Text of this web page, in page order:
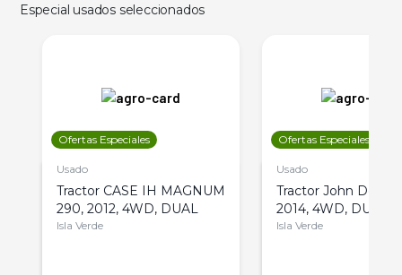
Especial usados seleccionados
Ofertas Especiales
Usado
Tractor CASE IH MAGNUM
290, 2012, 4WD, DUAL
Isla Verde
Ofertas Especiales
Usado
Tractor John Deere
2014, 4WD, DUAL
Isla Verde